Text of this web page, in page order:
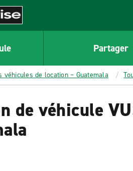
Partager
véhicules de location – Guatemala
de véhicule